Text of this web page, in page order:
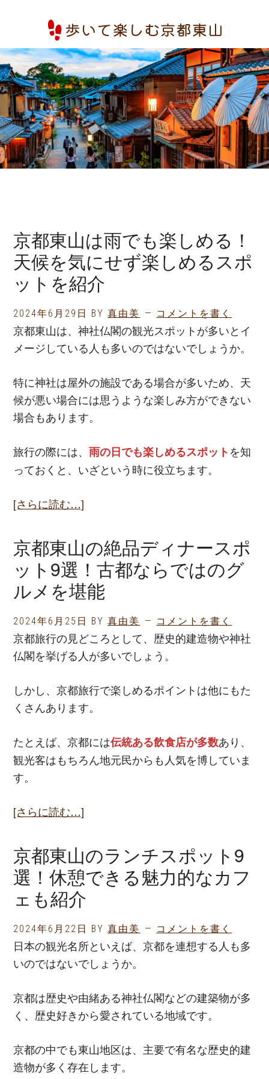
content
京都東山は雨でも楽しめる！
天候を気にせず楽しめるスポ
ットを紹介
2024年6月29日 BY真由美 コメントを書く
京都東山は、神社仏閣の観光スポットが多いとイ
メージしている人も多いのではないでしょうか。
特に神社は屋外の施設である場合が多いため、天
候が悪い場合には思うような楽しみ方ができない
場合もあります。
旅行の際には、雨の日でも楽しめるスポットを知
っておくと、いざという時に役立ちます。
[さらに読む…]
東
山
は
で
も
楽
め
る！
候
を
楽
し
め
ス
ポ
ッ
を
紹
京都東山の絶品ディナースポ
ット9選！古都ならではのグ
ルメを堪能
2024年6月25日 BY真由美 コメントを書く
京都旅行の見どころとして、歴史的建造物や神社
仏閣を挙げる人が多いでしょう。
しかし、京都旅行で楽しめるポイントは他にもた
くさんあります。
たとえば、京都には伝統ある飲食店が多数あり、
観光客はもちろん地元民からも人気を博していま
す。
[さらに読む…]
東
山
の
品
デ
ィ
ー
ス
ッ
ト
京都東山のランチスポット9
選！休憩できる魅力的なカフ
ェも紹介
2024年6月22日 BY真由美 コメントを書く
日本の観光名所といえば、京都を連想する人も多
いのではないでしょうか。
京都は歴史や由緒ある神社仏閣などの建築物が多
く、歴史好きから愛されている地域です。
京都の中でも東山地区は、主要で有名な歴史的建
造物が多く存在します。